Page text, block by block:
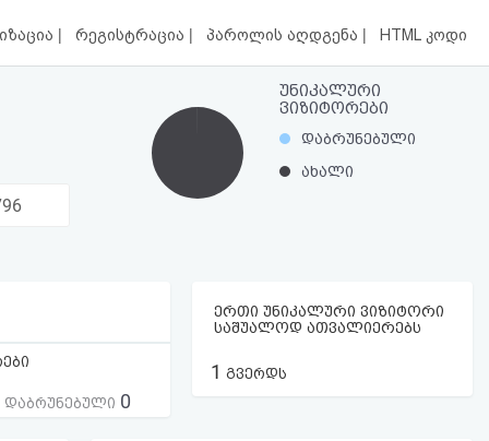
| რეგისტრაცია | პაროლის აღდგენა | HTML კოდი
უნიკალური
ვიზიტორები
დაბრუნებული
ახალი
დაბრუნებული 0
ერთი უნიკალური ვიზიტორი
საშუალოდ ათვალიერებს
1 გვერდს